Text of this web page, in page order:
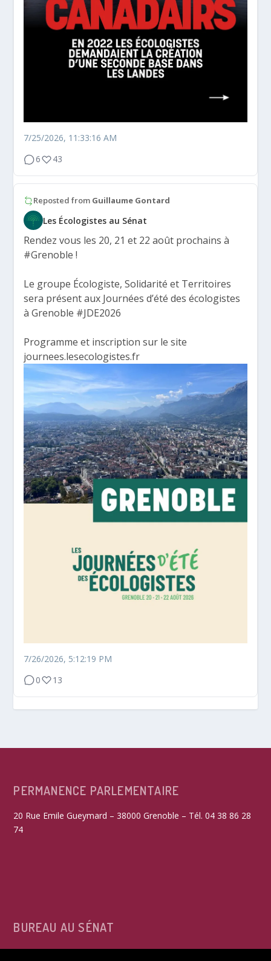
7/25/2026, 11:33:16 AM
6
43
Reposted from Guillaume Gontard
Les Écologistes au Sénat
Rendez vous les 20, 21 et 22 août prochains à
#Grenoble !
Le groupe Écologiste, Solidarité et Territoires
sera présent aux Journées d’été des écologistes
à Grenoble #JDE2026
Programme et inscription sur le site
journees.lesecologistes.fr
7/26/2026, 5:12:19 PM
0
13
PERMANENCE PARLEMENTAIRE
20 Rue Emile Gueymard – 38000 Grenoble – Tél. 04 38 86 28
74
BUREAU AU SÉNAT
15, rue de Vaugirard – 75291 Paris Cedex 06 – Tél. 01 42 34